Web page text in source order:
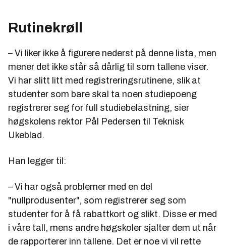
Rutinekrøll
– Vi liker ikke å figurere nederst på denne lista, men
mener det ikke står så dårlig til som tallene viser.
Vi har slitt litt med registreringsrutinene, slik at
studenter som bare skal ta noen studiepoeng
registrerer seg for full studiebelastning, sier
høgskolens rektor Pål Pedersen til Teknisk
Ukeblad.
Han legger til:
– Vi har også problemer med en del
"nullprodusenter", som registrerer seg som
studenter for å få rabattkort og slikt. Disse er med
i våre tall, mens andre høgskoler sjalter dem ut når
de rapporterer inn tallene. Det er noe vi vil rette